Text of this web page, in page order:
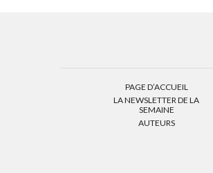
PAGE D’ACCUEIL
LA NEWSLETTER DE LA
SEMAINE
AUTEURS